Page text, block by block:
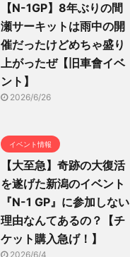
【N-1GP】8年ぶりの間
瀬サーキットは雨中の開
催だったけどめちゃ盛り
上がったぜ【旧車會イベ
ント】
2026/6/26
イベント情報
【大至急】奇跡の大復活
を遂げた新潟のイベント
『N-1 GP』に参加しない
理由なんてあるの？【チ
ケット購入急げ！】
2026/6/4